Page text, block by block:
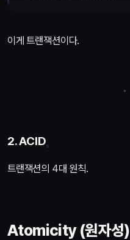
이게 트랜잭션이다.
2. ACID
트랜잭션의 4대 원칙.
Atomicity (원자성)